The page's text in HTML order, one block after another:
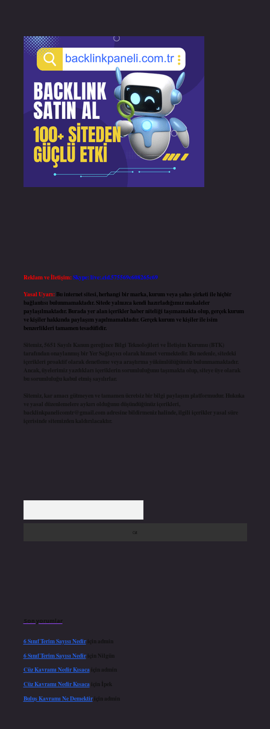
Reklam ve İletişim:Skype: live:.cid.575569c608265c69
Yasal Uyarı: Bu internet sitesi, herhangi bir marka, kurum veya şahıs şirketi ile hiçbir
bağlantısı bulunmamaktadır. Sitede yalnızca kendi hazırladığımız makaleler
paylaşılmaktadır. Burada yer alan içerikler haber niteliği taşımamakta olup, gerçek kurum
ve kişiler hakkında paylaşım yapılmamaktadır. Gerçek kurum ve kişiler ile isim
benzerlikleri tamamen tesadüfidir.
Sitemiz, 5651 Sayılı Kanun gereğince Bilgi Teknolojileri ve İletişim Kurumu (BTK)
tarafından onaylanmış bir Yer Sağlayıcı olarak hizmet vermektedir. Bu nedenle, sitedeki
içerikleri proaktif olarak denetleme veya araştırma yükümlülüğümüz bulunmamaktadır.
Ancak, üyelerimiz yazdıkları içeriklerin sorumluluğunu taşımakta olup, siteye üye olarak
bu sorumluluğu kabul etmiş sayılırlar.
Sitemiz, kar amacı gütmeyen ve tamamen ücretsiz bir bilgi paylaşım platformudur. Hukuka
ve yasal düzenlemelere aykırı olduğunu düşündüğünüz içerikleri,
backlinkpanelicomtr@gmail.com adresine bildirmeniz halinde, ilgili içerikler yasal süre
içerisinde sitemizden kaldırılacaktır.
Son yorumlar
6 Sınıf Terim Sayısı Nediriçin admin
6 Sınıf Terim Sayısı Nediriçin Nilgün
Cüz Kavramı Nedir Kısacaiçin admin
Cüz Kavramı Nedir Kısacaiçin
İpek
Buluş Kavramı Ne Demektiriçin admin